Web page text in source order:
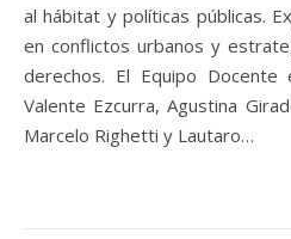
al hábitat y políticas públicas.
en conflictos urbanos y
derechos. El Equipo
Valente Ezcurra, Agustina
Marcelo Righetti y Lautaro…